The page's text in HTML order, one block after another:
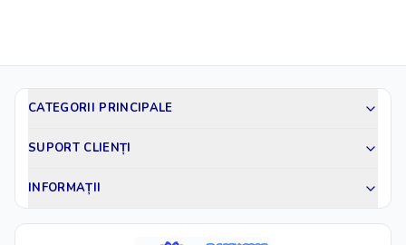
CATEGORII PRINCIPALE
SUPORT CLIENȚI
INFORMAȚII